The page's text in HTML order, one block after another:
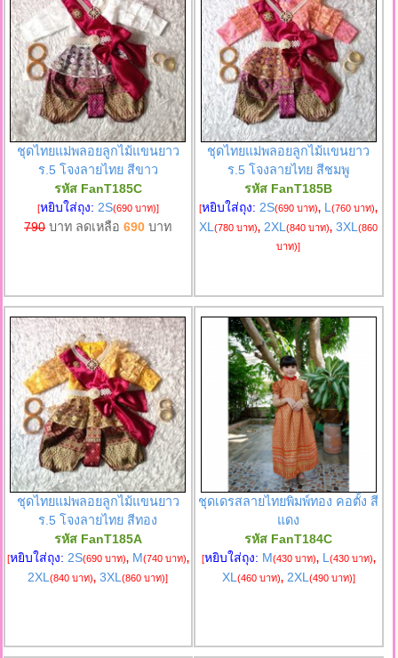
ชุดไทยแม่พลอยลูกไม้แขนยาว
ร.5 โจงลายไทย สีขาว
รหัส FanT185C
[หยิบใส่ถุง: 2S(690 บาท)]
790บาท ลดเหลือ690 บาท
ชุดไทยแม่พลอยลูกไม้แขนยาว
ร.5 โจงลายไทย สีชมพู
รหัส FanT185B
[หยิบใส่ถุง: 2S(690 บาท), L(760 บาท),
XL(780 บาท), 2XL(840 บาท), 3XL(860
บาท)]
ชุดไทยแม่พลอยลูกไม้แขนยาว
ร.5 โจงลายไทย สีทอง
รหัส FanT185A
[หยิบใส่ถุง: 2S(690 บาท), M(740 บาท),
2XL(840 บาท), 3XL(860 บาท)]
ชุดเดรสลายไทยพิมพ์ทอง คอตั้ง สี
แดง
รหัส FanT184C
[หยิบใส่ถุง: M(430 บาท), L (430 บาท),
XL (460 บาท), 2XL (490 บาท)]